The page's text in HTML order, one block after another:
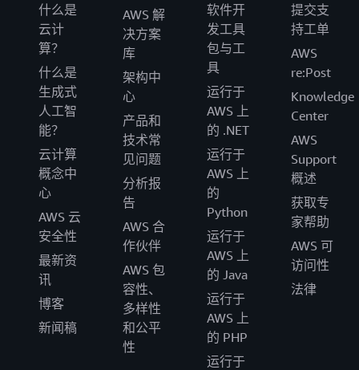
什么是
云计
算？
什么是
生成式
人工智
能？
云计算
概念中
心
AWS 云
安全性
最新资
讯
博客
新闻稿
AWS 解
决方案
库
架构中
心
产品和
技术常
见问题
分析报
告
AWS 合
作伙伴
AWS 包
容性、
多样性
和公平
性
软件开
发工具
包与工
具
运行于
AWS 上
的 .NET
运行于
AWS 上
的
Python
运行于
AWS 上
的 Java
运行于
AWS 上
的 PHP
运行于
提交支
持工单
AWS
re:Post
Knowledge
Center
AWS
Support
概述
获取专
家帮助
AWS 可
访问性
法律